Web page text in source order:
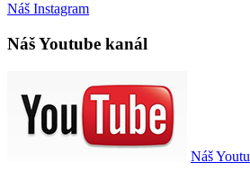
Náš Instagram
Náš Youtube kanál
Náš